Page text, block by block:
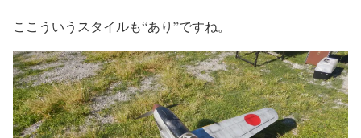
ここういうスタイルも“あり”ですね。